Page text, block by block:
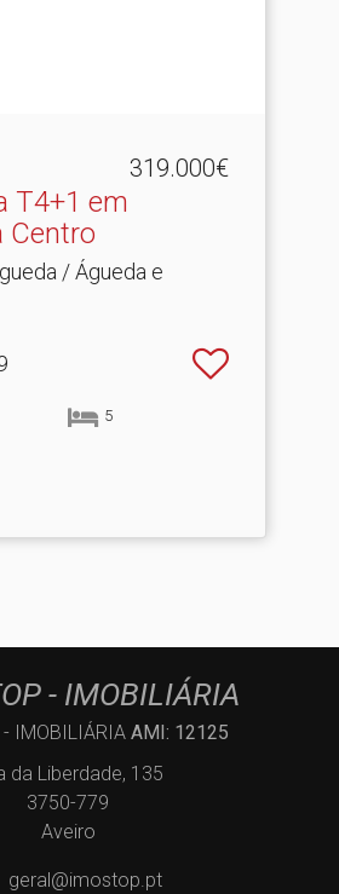
319.000€
T4+1 em
Centro
/ Águeda e
5
- IMOBILIÁRIA
IMOBILIÁRIA AMI: 12125
da Liberdade, 135
3750-779
Aveiro
geral@imostop.pt